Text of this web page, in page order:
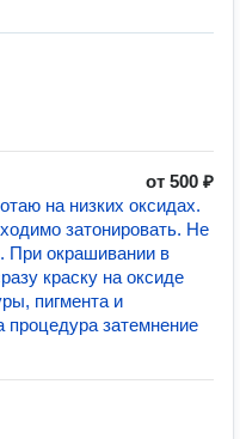
от 500 ₽
на низких оксидах.
затонировать. Не
При окрашивании в
краску на оксиде
пигмента и
процедура затемнение